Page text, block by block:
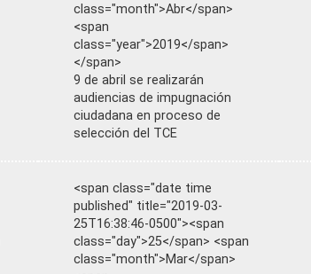
class="month">Abr</span>
<span
class="year">2019</span>
</span>
9 de abril se realizarán
audiencias de impugnación
ciudadana en proceso de
selección del TCE
<span class="date time
published" title="2019-03-
25T16:38:46-0500"><span
class="day">25</span> <span
class="month">Mar</span>